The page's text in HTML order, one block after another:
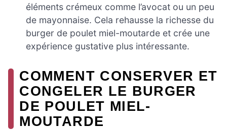
éléments crémeux comme l’avocat ou un peu
de mayonnaise. Cela rehausse la richesse du
burger de poulet miel-moutarde et crée une
expérience gustative plus intéressante.
COMMENT CONSERVER ET
CONGELER LE BURGER
DE POULET MIEL-
MOUTARDE